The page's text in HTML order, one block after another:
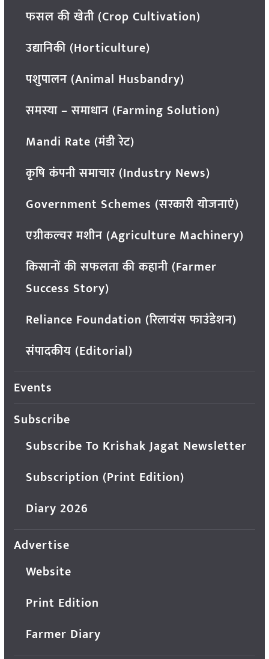
फसल की खेती (Crop Cultivation)
उद्यानिकी (Horticulture)
पशुपालन (Animal Husbandry)
समस्या – समाधान (Farming Solution)
Mandi Rate (मंडी रेट)
कृषि कंपनी समाचार (Industry News)
Government Schemes (सरकारी योजनाएं)
एग्रीकल्चर मशीन (Agriculture Machinery)
किसानों की सफलता की कहानी (Farmer
Success Story)
Reliance Foundation (रिलायंस फाउंडेशन)
संपादकीय (Editorial)
Events
Subscribe
Subscribe To Krishak Jagat Newsletter
Subscription (Print Edition)
Diary 2026
Advertise
Website
Print Edition
Farmer Diary